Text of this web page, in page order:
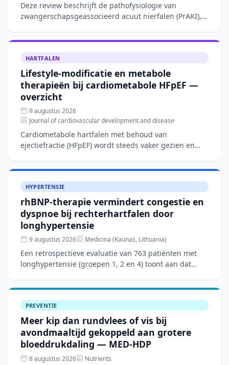
Deze review beschrijft de pathofysiologie van
zwangerschapsgeassocieerd acuut nierfalen (PrAKI),
10.000 zwanger
HARTFALEN
Lifestyle-modificatie en metabole
therapieën bij cardiometabole HFpEF —
overzicht
9 augustus 2026
Journal of cardiovascular development and disease
Cardiometabole hartfalen met behoud van
ejectiefractie (HFpEF) wordt steeds vaker gezien en
HYPERTENSIE
rhBNP-therapie vermindert congestie en
dyspnoe bij rechterhartfalen door
longhypertensie
9 augustus 2026 Medicina (Kaunas, Lithuania)
Een retrospectieve evaluatie van 763 patiënten met
longhypertensie (groepen 1, 2 en 4) toont aan dat
PREVENTIE
Meer kip dan rundvlees of vis bij
avondmaaltijd gekoppeld aan grotere
bloeddrukdaling — MED-HDP
8 augustus 2026 Nutrients